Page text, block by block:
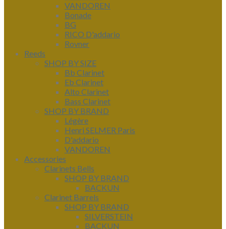
VANDOREN
Bonade
BG
RICO D'addario
Rovner
Reeds
SHOP BY SIZE
Bb Clarinet
Eb Clarinet
Alto Clarinet
Bass Clarinet
SHOP BY BRAND
Légère
Henri SELMER Paris
D'addario
VANDOREN
Accessories
Clarinets Bells
SHOP BY BRAND
BACKUN
Clarinet Barrels
SHOP BY BRAND
SILVERSTEIN
BACKUN